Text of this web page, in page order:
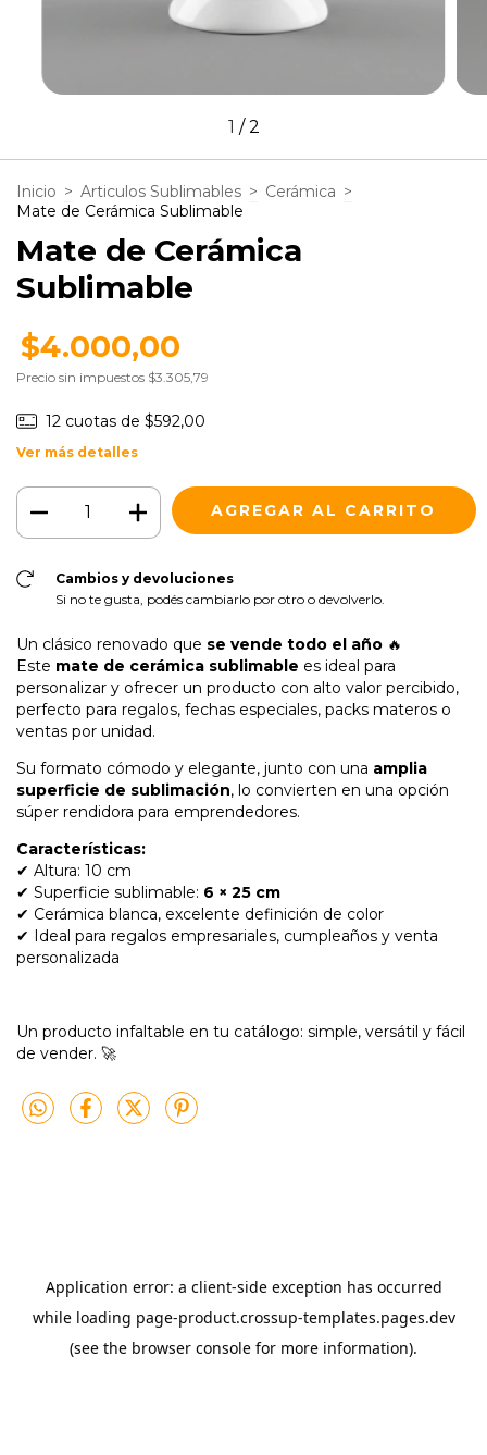
1 /2
Inicio > Articulos Sublimables > Cerámica >
Mate de Cerámica Sublimable
Mate de Cerámica
Sublimable
$4.000,00
Precio sin impuestos $3.305,79
12 cuotas de $592,00
Ver más detalles
Cambios y devoluciones
Si no te gusta, podés cambiarlo por otro o devolverlo.
Un clásico renovado que se vende todo el año 🔥
Este mate de cerámica sublimable es ideal para
personalizar y ofrecer un producto con alto valor percibido,
perfecto para regalos, fechas especiales, packs materos o
ventas por unidad.
Su formato cómodo y elegante, junto con una amplia
superficie de sublimación, lo convierten en una opción
súper rendidora para emprendedores.
Características:
✔ Altura: 10 cm
✔ Superficie sublimable: 6 × 25 cm
✔ Cerámica blanca, excelente definición de color
✔ Ideal para regalos empresariales, cumpleaños y venta
personalizada
Un producto infaltable en tu catálogo: simple, versátil y fácil
de vender. 🚀